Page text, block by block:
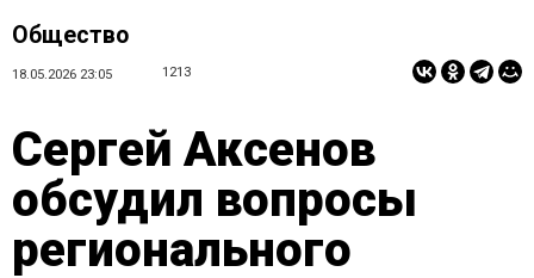
Общество
18.05.2026 23:05 1213
Сергей Аксенов
обсудил вопросы
регионального